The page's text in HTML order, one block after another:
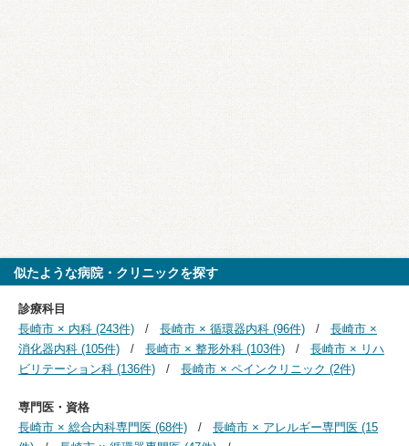
似たような病院・クリニックを探す
診療科目
長崎市 × 内科 (243件)
長崎市 × 循環器内科 (96件)
長崎市 ×
消化器内科 (105件)
長崎市 × 整形外科 (103件)
長崎市 × リハ
ビリテーション科 (136件)
長崎市 × ペインクリニック (2件)
専門医・資格
長崎市 × 総合内科専門医 (68件)
長崎市 × アレルギー専門医 (15